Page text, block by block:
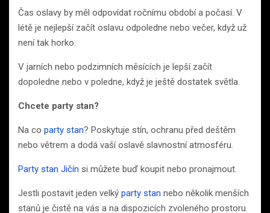
Čas oslavy by měl odpovídat ročnímu období a počasí. V
létě je nejlepší začít oslavu odpoledne nebo večer, když už
není tak horko.
V jarních nebo podzimních měsících je lepší začít
dopoledne nebo v poledne, když je ještě dostatek světla.
Chcete party stan?
Na co party stan? Poskytuje stín, ochranu před deštěm
nebo větrem a dodá vaší oslavě slavnostní atmosféru.
Party stan Jičín si můžete buď koupit nebo pronajmout.
Jestli postavit jeden velký party stan nebo několik menších
stanů je čistě na vás a na dispozicích zvoleného prostoru.